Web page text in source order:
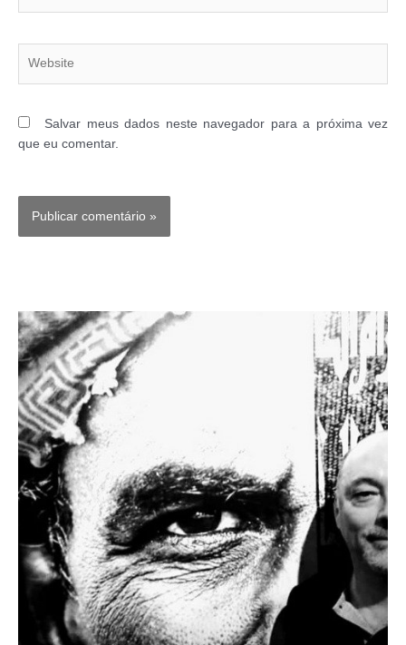
Salvar meus dados neste navegador para a próxima vez
que eu comentar.